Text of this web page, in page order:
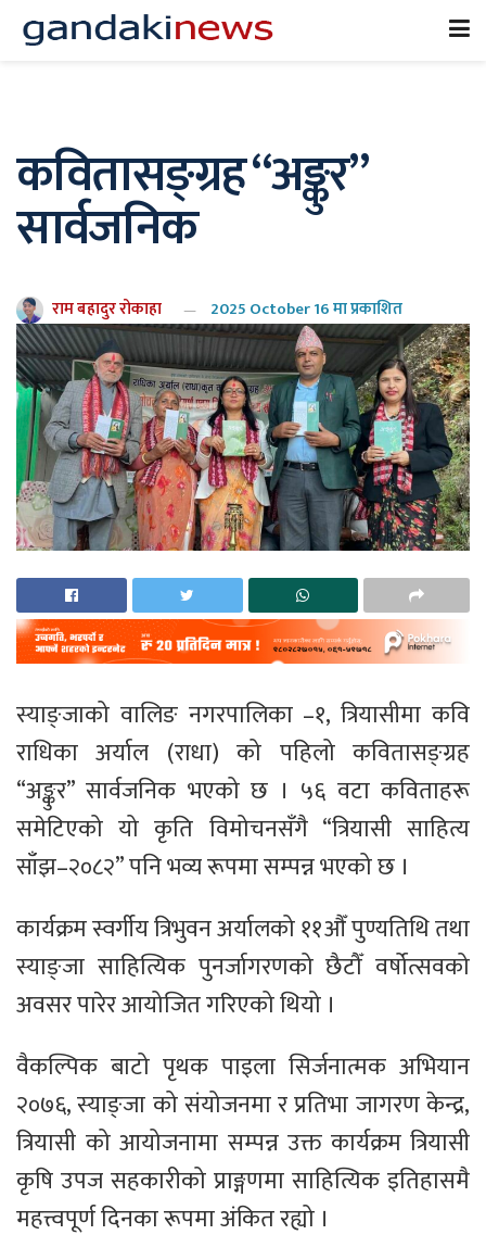
कवितासङ्ग्रह “अङ्कुर”
सार्वजनिक
राम बहादुर रोकाहा 2025 October 16 मा प्रकाशित
स्याङ्जाको वालिङ नगरपालिका –१, त्रियासीमा कवि
राधिका अर्याल (राधा) को पहिलो कवितासङ्ग्रह
“अङ्कुर” सार्वजनिक भएको छ । ५६ वटा कविताहरू
समेटिएको यो कृति विमोचनसँगै “त्रियासी साहित्य
साँझ–२०८२” पनि भव्य रूपमा सम्पन्न भएको छ ।
कार्यक्रम स्वर्गीय त्रिभुवन अर्यालको ११औँ पुण्यतिथि तथा
स्याङ्जा साहित्यिक पुनर्जागरणको छैटौँ वर्षोत्सवको
अवसर पारेर आयोजित गरिएको थियो ।
वैकल्पिक बाटो पृथक पाइला सिर्जनात्मक अभियान
२०७६, स्याङ्जा को संयोजनमा र प्रतिभा जागरण केन्द्र,
त्रियासी को आयोजनामा सम्पन्न उक्त कार्यक्रम त्रियासी
कृषि उपज सहकारीको प्राङ्गणमा साहित्यिक इतिहासमै
महत्त्वपूर्ण दिनका रूपमा अंकित रह्यो ।